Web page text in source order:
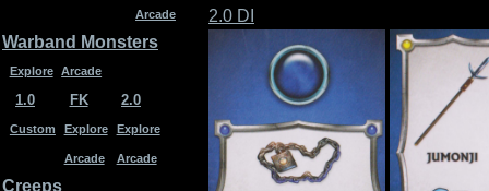
Arcade
Warband Monsters
Explore Arcade
1.0
Custom
FK
Explore
Arcade
2.0
Explore
Arcade
Creeps
2.0 DI